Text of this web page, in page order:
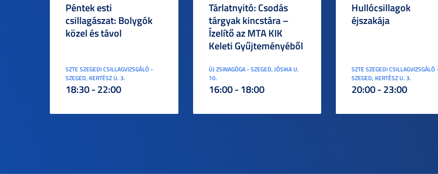
Péntek esti
csillagászat: Bolygók
közel és távol
SZTE SZEGEDI CSILLAGVIZSGÁLÓ -
SZEGED, KERTÉSZ U. 3.
18:30 - 22:00
Tárlatnyitó: Csodás
tárgyak kincstára –
Ízelítő az MTA KIK
Keleti Gyűjteményéből
ÚJ ZSINAGÓGA - SZEGED, JÓSIKA U.
10.
16:00 - 18:00
Hullócsillagok
éjszakája
SZTE SZEGEDI CSILLAGVIZSGÁLÓ
SZEGED, KERTÉSZ U. 3.
20:00 - 23:00